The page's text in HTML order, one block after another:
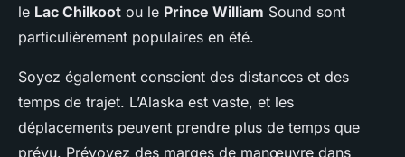
le Lac Chilkoot ou le Prince William Sound sont
particulièrement populaires en été.
Soyez également conscient des distances et des
temps de trajet. L’Alaska est vaste, et les
déplacements peuvent prendre plus de temps que
prévu. Prévoyez des marges de manœuvre dans